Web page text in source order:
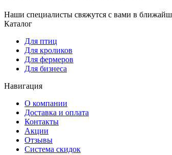
Наши специалисты свяжутся с вами в
Каталог
Для птиц
Для кроликов
Для фермеров
Для бизнеса
Навигация
О компании
Доставка и оплата
Контакты
Акции
Отзывы
Система скидок